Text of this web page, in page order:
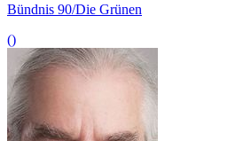
Bündnis 90/Die Grünen
()